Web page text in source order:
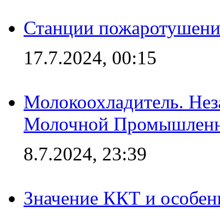
Станции
17.7.2024, 00:15
Молокоохладитель.
Молочной
8.7.2024, 23:39
Значение ККТ и